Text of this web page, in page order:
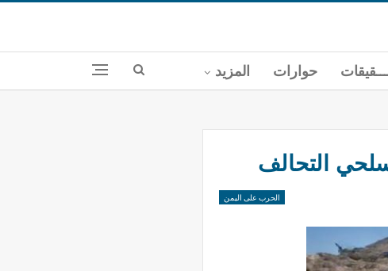
حوارات المزيد
التحالف
الحرب على اليمن